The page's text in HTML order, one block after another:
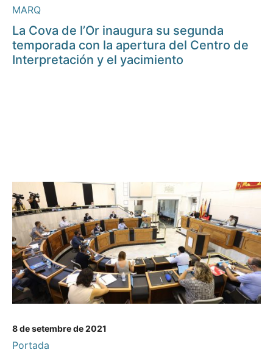
MARQ
La Cova de l’Or inaugura su segunda
temporada con la apertura del Centro de
Interpretación y el yacimiento
8 de setembre de 2021
Portada